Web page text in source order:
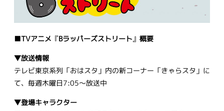
■TVアニメ 『Bラッパーズストリート 』 概要
▼放送情報
テレビ東京系列「おはスタ」内の新コーナー「きゃらスタ」に
て、毎週木曜日7:05～放送中
▼登場キャラクター